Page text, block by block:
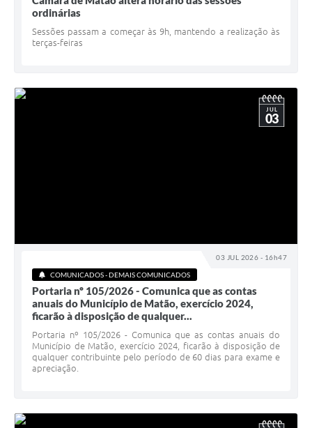
ordinárias
Sessões passam a começar às 9h, mantendo a realização às
terças-feiras
03 JUL 2026 - 16h47
JUL
03
COMUNICADOS - DEMAIS COMUNICADOS
Portaria nº 105/2026 - Comunica que as contas
anuais do Município de Matão, exercício 2024,
ficarão à disposição de qualquer...
Portaria nº 105/2026 - Comunica que as contas anuais do
Município de Matão, exercício 2024, ficarão à disposição de
qualquer contribuinte pelo período de 60 dias para exame e
apreciação.